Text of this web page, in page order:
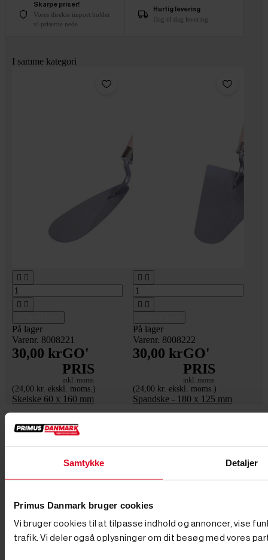
Samtykke Detaljer
Primus Danmark bruger cookies
Vi bruger cookies til at tilpasse indhold og annoncer, vise
trafik. Vi deler også oplysninger om dit besøg med vores
Skarpe priser!
Vores direkte import holder
vi priserne nede.
Hurtig levering
Dag til dag levering
I samme kategori
 
 
På lager
Varenr. 8008221
30,00 krGO'
PRIS
inkl. moms
(24,00 kr. ekskl. moms.)
Skelske 60 x 160 mm
 
 
På lager
Varenr. 8008222
30,00 krGO'
PRIS
inkl. moms
(24,00 kr. ekskl. moms.)
Spandske - 180 x 125 mm
Ring til vores kundeservice
+45
76 62 00 36
4.8 stjerner
Læs vores anmeldelser på Trustpilot
Tilmeld nyhedsbrev
Tilmeld dig vores nyhedsbrev og vær med i